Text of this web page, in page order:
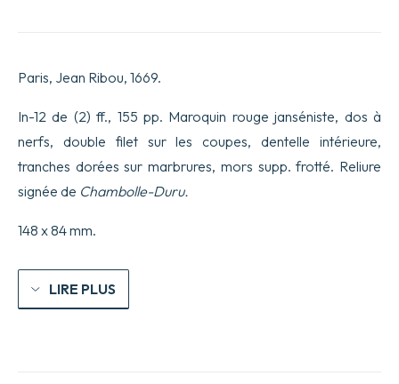
confondu.
Paris, Jean Ribou, 1669.
In-12 de (2) ff., 155 pp. Maroquin rouge janséniste, dos à
nerfs, double filet sur les coupes, dentelle intérieure,
tranches dorées sur marbrures, mors supp. frotté. Reliure
signée de Chambolle-Duru.
148 x 84 mm.
LIRE PLUS